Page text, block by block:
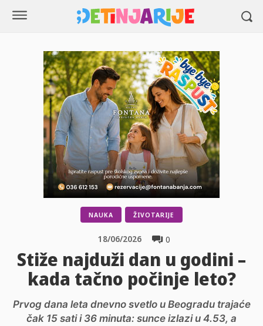
NAUKA ŽIVOTARIJE
0
18/06/2026
Stiže najduži dan u godini –
kada tačno počinje leto?
Prvog dana leta dnevno svetlo u Beogradu trajaće
čak 15 sati i 36 minuta: sunce izlazi u 4.53, a